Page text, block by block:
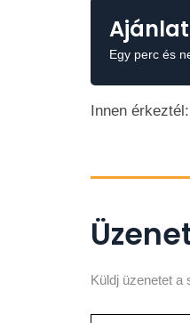
Egy perc és
Innen
Küldj üzenetet a